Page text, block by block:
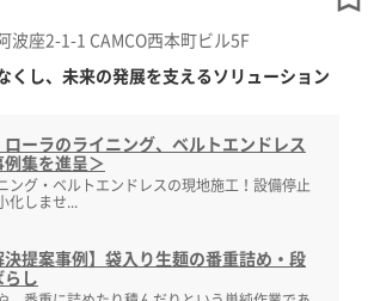
波座2-1-1 CAMCO西本町ビル5F
くし、未来の発展を支えるソリューション
ローラのライニング、ベルトエンドレス
例集を進呈＞
ング・ベルトエンドレスの現地施工！設備停止
化しませ...
決提案事例】袋入り生麺の番重詰め・段
し